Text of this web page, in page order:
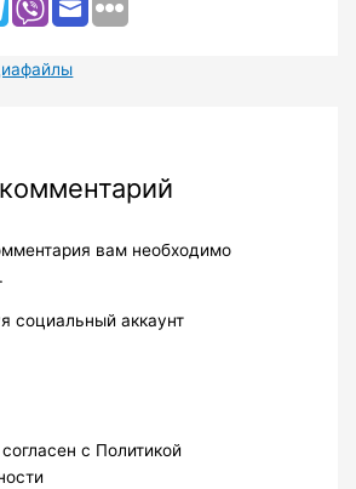
вам необходимо
.
социальный аккаунт
с Политикой